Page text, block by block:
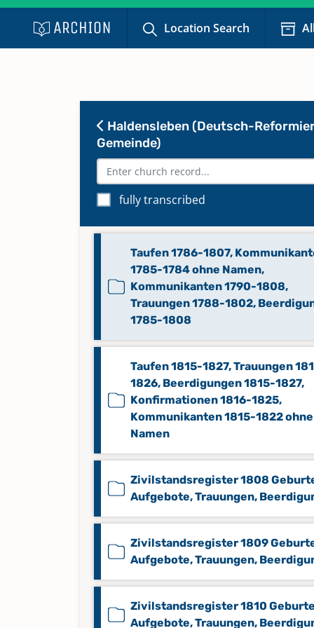
Location Search
Haldensleben (Deutsch-
Gemeinde)
fully transcribed
Taufen 1786-1807,
1785-1784 ohne Namen,
Kommunikanten 1790-1808,
Trauungen 1788-1802,
1785-1808
Taufen 1815-1827, Trauungen
1826, Beerdigungen 1815-1827,
Konfirmationen 1816-1825,
Kommunikanten 1815-1822 ohne
Namen
Zivilstandsregister 1808
Aufgebote, Trauungen,
Zivilstandsregister 1809
Aufgebote, Trauungen,
Zivilstandsregister 1810
Aufgebote, Trauungen,